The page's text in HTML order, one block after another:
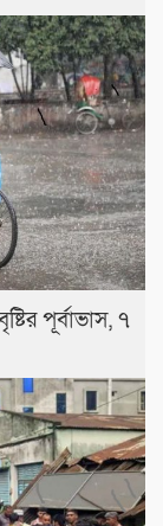
পূর্বাভাস, ৭